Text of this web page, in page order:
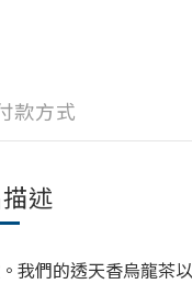
款方式
述
們的透天香烏龍茶